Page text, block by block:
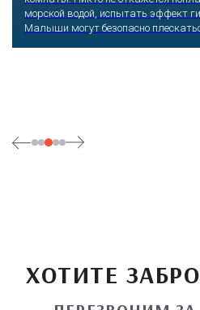
сколько душе угодно кататься на
уровня. Гости участвуют в
ХОТИТЕ